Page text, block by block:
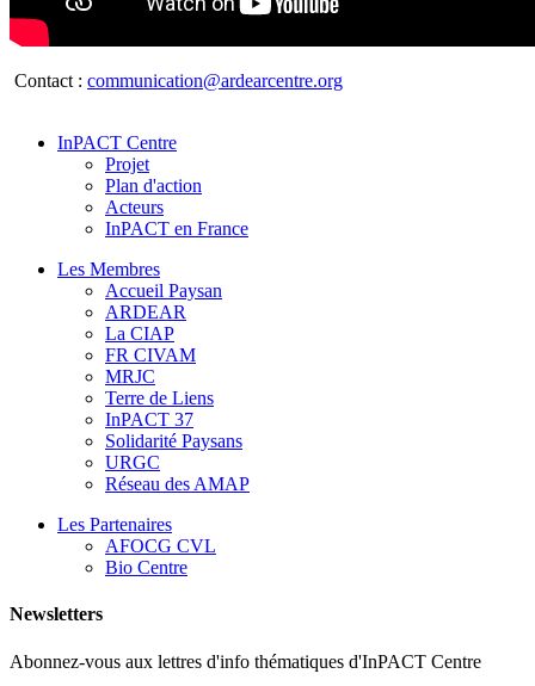
Contact : communication@ardearcentre.org
InPACT Centre
Projet
Plan d'action
Acteurs
InPACT en France
Les Membres
Accueil Paysan
ARDEAR
La CIAP
FR CIVAM
MRJC
Terre de Liens
InPACT 37
Solidarité Paysans
URGC
Réseau des AMAP
Les Partenaires
AFOCG CVL
Bio Centre
Newsletters
Abonnez-vous aux lettres d'info thématiques d'InPACT Centre